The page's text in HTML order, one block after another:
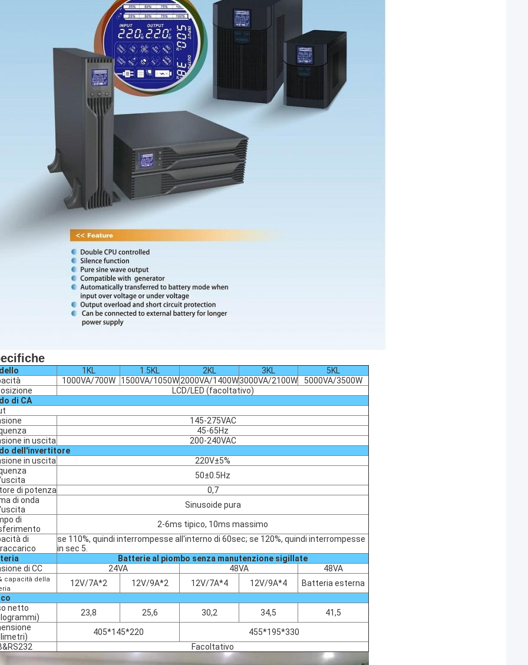
1KL 1.5KL 2KL 3KL
5KL
1000VA/700W 1500VA/1050W 2000VA/1400W3000VA/2100W
5000VA/3500W
LCD/LED (facoltativo)
di CA
145-275VAC
45-65Hz
in uscita
200-240VAC
dell'invertitore
in uscita
220V±5%
50±0.5Hz
di potenza
0,7
di onda
Sinusoide pura
di
2-6ms tipico, 10ms massimo
di
se 110%, quindi interrompesse all'interno di 60sec; se 120%, quindi interrompesse
in sec 5.
Batterie al piombo senza manutenzione sigillate
di CC
24VA 48VA 48VA
capacità della
12V/7A*2 12V/9A*2 12V/7A*4 12V/9A*4
Batteria esterna
netto
23,8 25,6 30,2 34,5
41,5
405*145*220
455*195*330
Facoltativo